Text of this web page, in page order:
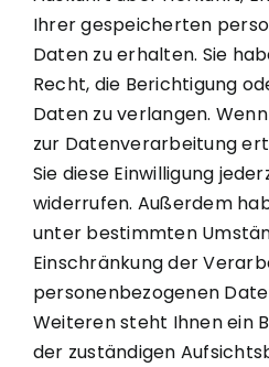
Ihrer gespeicherten
Daten zu erhalten. Sie
Recht, die Berichtigung
Daten zu verlangen.
zur Datenverarbeitung
Sie diese Einwilligung
widerrufen. Außerdem
unter bestimmten
Einschränkung der
personenbezogenen
Weiteren steht Ihnen ein
der zuständigen